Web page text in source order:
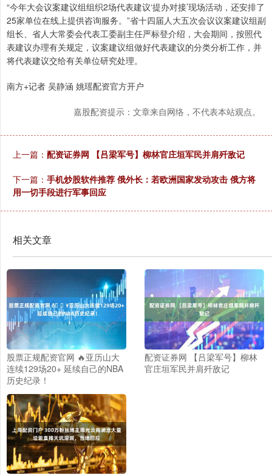
“今年大会议案建议组组织2场代表建议‘提办对接’现场活动，还安排了
25家单位在线上提供咨询服务。”省十四届人大五次会议议案建议组副
组长、省人大常委会代表工委副主任严标登介绍，大会期间，按照代
表建议办理有关规定，议案建议组做好代表建议的分类分析工作，并
将代表建议交给有关单位研究处理。
南方+记者 吴静涵 姚瑶配资官方开户
嘉股配资提示：文章来自网络，不代表本站观点。
上一篇： 配资证券网 【吕梁军号】柳林官庄垣军民并肩歼敌记
下一篇： 手机炒股软件推荐 俄外长：若欧洲国家发动攻击 俄方将
用一切手段进行军事回应
相关文章
股票正规配资官网 🔥亚历山大
连续129场20+ 延续自己的NBA
历史纪录！
配资证券网 【吕梁军号】柳林
官庄垣军民并肩歼敌记